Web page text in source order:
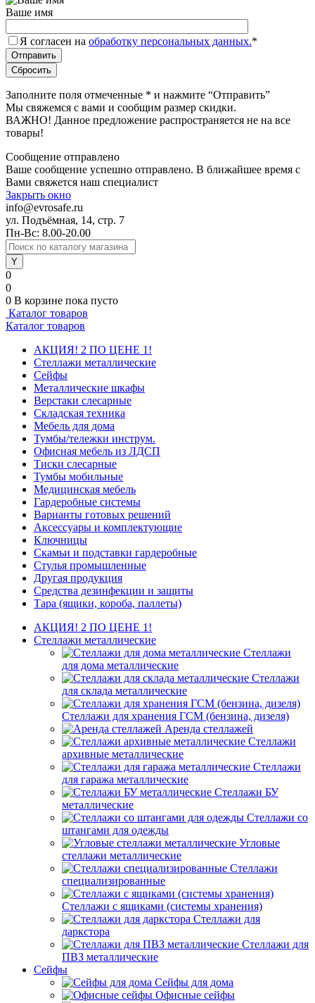
Ваше имя
Я согласен на обработку персональных данных.*
Заполните поля отмеченные * и нажмите “Отправить”
Мы свяжемся с вами и сообщим размер скидки.
ВАЖНО! Данное предложение распространяется не на все
товары!
Сообщение отправлено
Ваше сообщение успешно отправлено. В ближайшее время с
Вами свяжется наш специалист
Закрыть окно
info@evrosafe.ru
ул. Подъёмная, 14, стр. 7
Пн-Вс: 8.00-20.00
0
0
0 В корзине пока пусто
Каталог товаров
Каталог товаров
АКЦИЯ! 2 ПО ЦЕНЕ 1!
Стеллажи металлические
Сейфы
Металлические шкафы
Верстаки слесарные
Складская техника
Мебель для дома
Тумбы/тележки инструм.
Офисная мебель из ЛДСП
Тиски слесарные
Тумбы мобильные
Медицинская мебель
Гардеробные системы
Варианты готовых решений
Аксессуары и комплектующие
Ключницы
Скамьи и подставки гардеробные
Стулья промышленные
Другая продукция
Средства дезинфекции и защиты
Тара (ящики, короба, паллеты)
АКЦИЯ! 2 ПО ЦЕНЕ 1!
Стеллажи металлические
Стеллажи
для дома металлические
Стеллажи
для склада металлические
Стеллажи для хранения ГСМ (бензина, дизеля)
Аренда стеллажей
Стеллажи
архивные металлические
Стеллажи
для гаража металлические
Стеллажи БУ
металлические
Стеллажи со
штангами для одежды
Угловые
стеллажи металлические
Стеллажи
специализированные
Стеллажи с ящиками (системы хранения)
Стеллажи для
даркстора
Стеллажи для
ПВЗ металлические
Сейфы
Сейфы для дома
Офисные сейфы